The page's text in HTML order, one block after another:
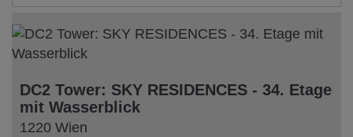
DC2 Tower: SKY RESIDENCES - 34. Etage
mit Wasserblick
1220 Wien